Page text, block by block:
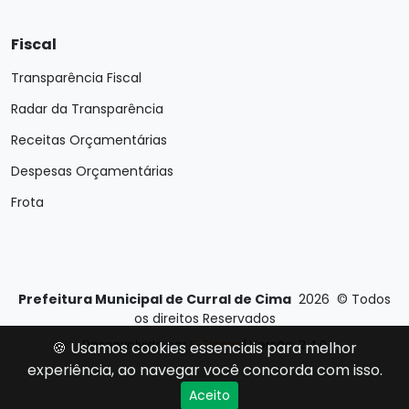
Fiscal
Transparência Fiscal
Radar da Transparência
Receitas Orçamentárias
Despesas Orçamentárias
Frota
Prefeitura Municipal de Curral de Cima 2026 © Todos
os direitos Reservados
Desenvolvido por E-Ticons| Versão: 2.4.0
🍪 Usamos cookies essenciais para melhor
experiência, ao navegar você concorda com isso.
Aceito